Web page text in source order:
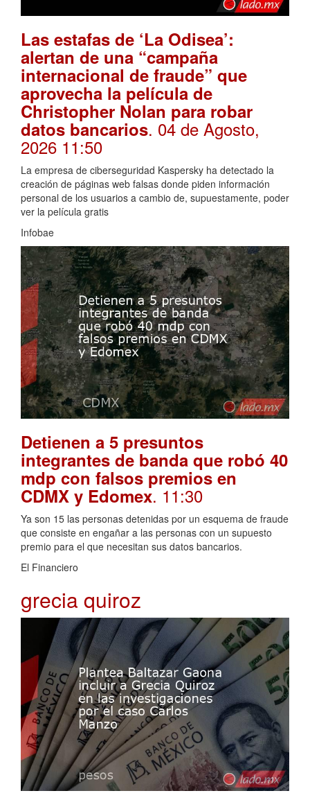
Las estafas de ‘La Odisea’:
alertan de una “campaña
internacional de fraude” que
aprovecha la película de
Christopher Nolan para robar
datos bancarios. 04 de Agosto,
2026 11:50
La empresa de ciberseguridad Kaspersky ha detectado la
creación de páginas web falsas donde piden información
personal de los usuarios a cambio de, supuestamente, poder
ver la película gratis
Infobae
Detienen a 5 presuntos
integrantes de banda que robó 40
mdp con falsos premios en
CDMX y Edomex. 11:30
Ya son 15 las personas detenidas por un esquema de fraude
que consiste en engañar a las personas con un supuesto
premio para el que necesitan sus datos bancarios.
El Financiero
grecia quiroz